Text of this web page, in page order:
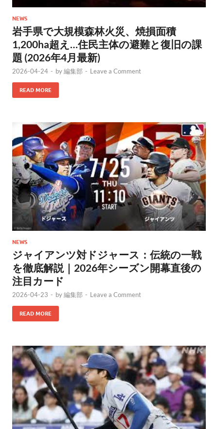
NEWS
岩手県で大規模森林火災、焼損面積
1,200ha超え…住民主体の避難と復旧の課
題 (2026年4月最新)
2026-04-24 - by編集部 - Leave a Comment
READ MORE
NEWS
ジャイアンツ対ドジャース：伝統の一戦
を徹底解説｜2026年シーズン開幕直後の
注目カード
2026-04-23 - by編集部 - Leave a Comment
READ MORE